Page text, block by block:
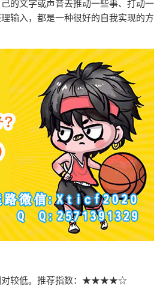
的文字或声音去推动一些事、打动
输入，都是一种很好的自我实现的
相对较低。推荐指数：★★★★☆